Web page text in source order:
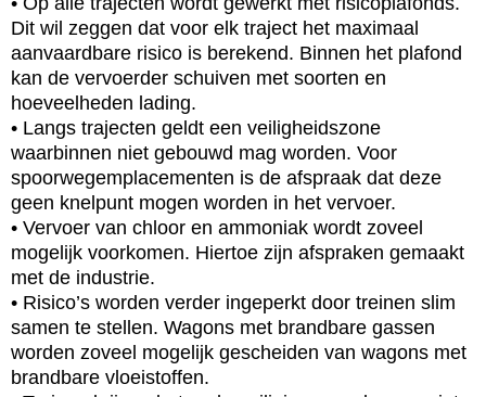
Dit wil zeggen dat voor elk traject het maximaal
aanvaardbare risico is berekend. Binnen het plafond
kan de vervoerder schuiven met soorten en
hoeveelheden lading.
• Langs trajecten geldt een veiligheidszone
waarbinnen niet gebouwd mag worden. Voor
spoorwegemplacementen is de afspraak dat deze
geen knelpunt mogen worden in het vervoer.
• Vervoer van chloor en ammoniak wordt zoveel
mogelijk voorkomen. Hiertoe zijn afspraken gemaakt
met de industrie.
• Risico’s worden verder ingeperkt door treinen slim
samen te stellen. Wagons met brandbare gassen
worden zoveel mogelijk gescheiden van wagons met
brandbare vloeistoffen.